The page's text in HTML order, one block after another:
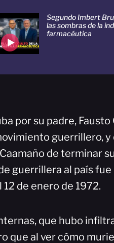
Segundo Imbert
las sombras de la
farmacéutica
por su padre, Fausto
guerrillero, y
de terminar
guerrillera al país
de enero de 1972.
que hubo
que al ver cómo